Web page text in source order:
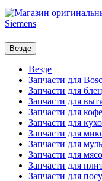
Везде
Везде
Запчасти для
Запчасти для
Запчасти для
Запчасти для
Запчасти для
Запчасти для
Запчасти для
Запчасти для
Запчасти для
Запчасти для